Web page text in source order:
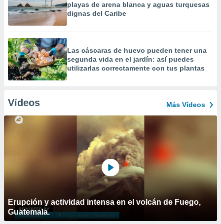
playas de arena blanca y aguas turquesas
dignas del Caribe
Las cáscaras de huevo pueden tener una
segunda vida en el jardín: así puedes
utilizarlas correctamente con tus plantas
Vídeos Más Vídeos
Erupción y actividad intensa en el volcán de Fuego,
Guatemala.